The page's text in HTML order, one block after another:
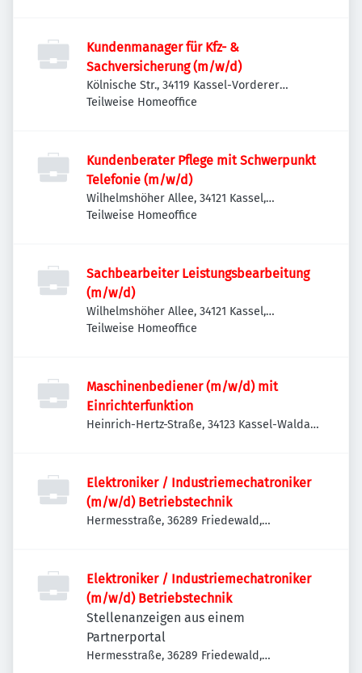
Kundenmanager für Kfz- &
Sachversicherung (m/w/d)
Kölnische Str., 34119 Kassel-Vorderer
Westen, Deutschland
Teilweise Homeoffice
Kundenberater Pflege mit Schwerpunkt
Telefonie (m/w/d)
Wilhelmshöher Allee, 34121 Kassel,
Deutschland
Teilweise Homeoffice
Sachbearbeiter Leistungsbearbeitung
(m/w/d)
Wilhelmshöher Allee, 34121 Kassel,
Deutschland
Teilweise Homeoffice
Maschinenbediener (m/w/d) mit
Einrichterfunktion
Heinrich-Hertz-Straße, 34123 Kassel-Waldau,
Elektroniker / Industriemechatroniker
(m/w/d) Betriebstechnik
Hermesstraße, 36289 Friedewald,
Elektroniker / Industriemechatroniker
(m/w/d) Betriebstechnik
Stellenanzeigen aus einem
Partnerportal
Hermesstraße, 36289 Friedewald,